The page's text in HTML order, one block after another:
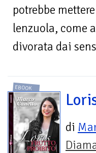
potrebbe
lenzuola, come
divorata dai
EBOOK
di